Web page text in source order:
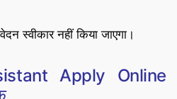
स्वीकार नहीं किया जाएगा।
Apply Online